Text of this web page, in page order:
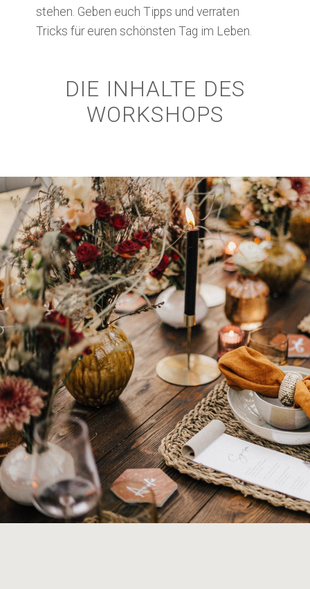
stehen. Geben euch Tipps und verraten
Tricks für euren schönsten Tag im Leben.
DIE INHALTE DES
WORKSHOPS